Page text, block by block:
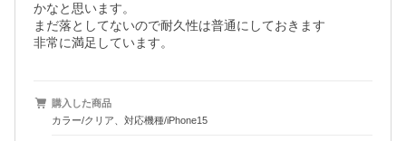
かなと思います。
まだ落としてないので耐久性は普通にしておきます
購入した商品
カラー/クリア、対応機種/iPhone15